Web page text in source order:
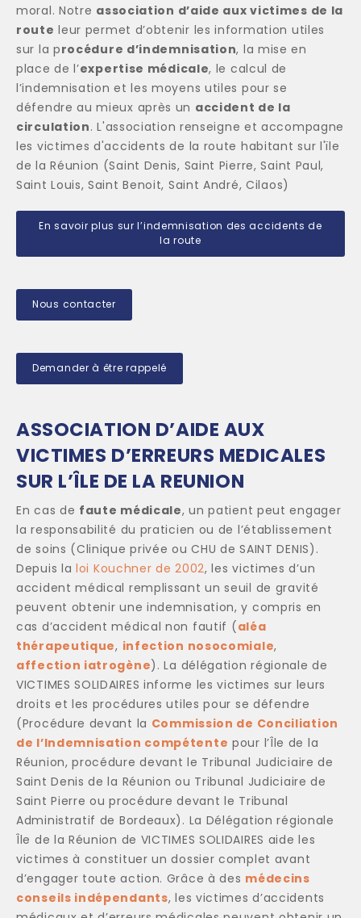
moral. Notre association d’aide aux victimes de la
route leur permet d’obtenir les information utiles
sur la procédure d’indemnisation, la mise en
place de l’expertise médicale, le calcul de
l’indemnisation et les moyens utiles pour se
défendre au mieux après un accident de la
circulation. L'association renseigne et accompagne
les victimes d'accidents de la route habitant sur l'ïle
de la Réunion (Saint Denis, Saint Pierre, Saint Paul,
Saint Louis, Saint Benoit, Saint André, Cilaos)
En savoir plus sur l’indemnisation des accidents de
la route
Nous contacter
Demander à être rappelé
ASSOCIATION D’AIDE AUX
VICTIMES D’ERREURS MEDICALES
SUR L’ÎLE DE LA REUNION
En cas de faute médicale, un patient peut engager
la responsabilité du praticien ou de l’établissement
de soins (Clinique privée ou CHU de SAINT DENIS).
Depuis la loi Kouchner de 2002, les victimes d’un
accident médical remplissant un seuil de gravité
peuvent obtenir une indemnisation, y compris en
cas d’accident médical non fautif ( aléa
thérapeutique, infection nosocomiale,
affection iatrogène). La délégation régionale de
VICTIMES SOLIDAIRES informe les victimes sur leurs
droits et les procédures utiles pour se défendre
(Procédure devant la Commission de Conciliation
de l’Indemnisation compétente pour l’Île de la
Réunion, procédure devant le Tribunal Judiciaire de
Saint Denis de la Réunion ou Tribunal Judiciaire de
Saint Pierre ou procédure devant le Tribunal
Administratif de Bordeaux). La Délégation régionale
Île de la Réunion de VICTIMES SOLIDAIRES aide les
victimes à constituer un dossier complet avant
d’engager toute action. Grâce à des médecins
conseils indépendants, les victimes d’accidents